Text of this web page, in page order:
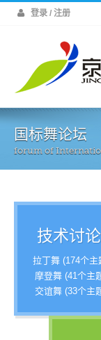
登录 / 注册
国标舞论坛
forum of
技术讨
拉丁舞 (174个主
摩登舞 (41个主
交谊舞 (33个主